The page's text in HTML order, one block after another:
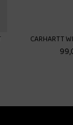
PANT